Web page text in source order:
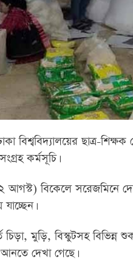
বিশ্ববিদ্যালয়ের ছাত্র-
কর্মসূচি।
বিকেলে সরেজমিনে
যাচ্ছেন।
চিড়া, মুড়ি, বিস্কুটসহ
দেখা গেছে।